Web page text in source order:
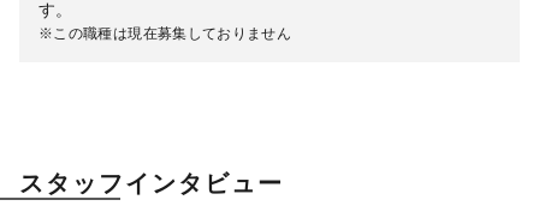
す。
※この職種は現在募集しておりません
スタッフインタビュー